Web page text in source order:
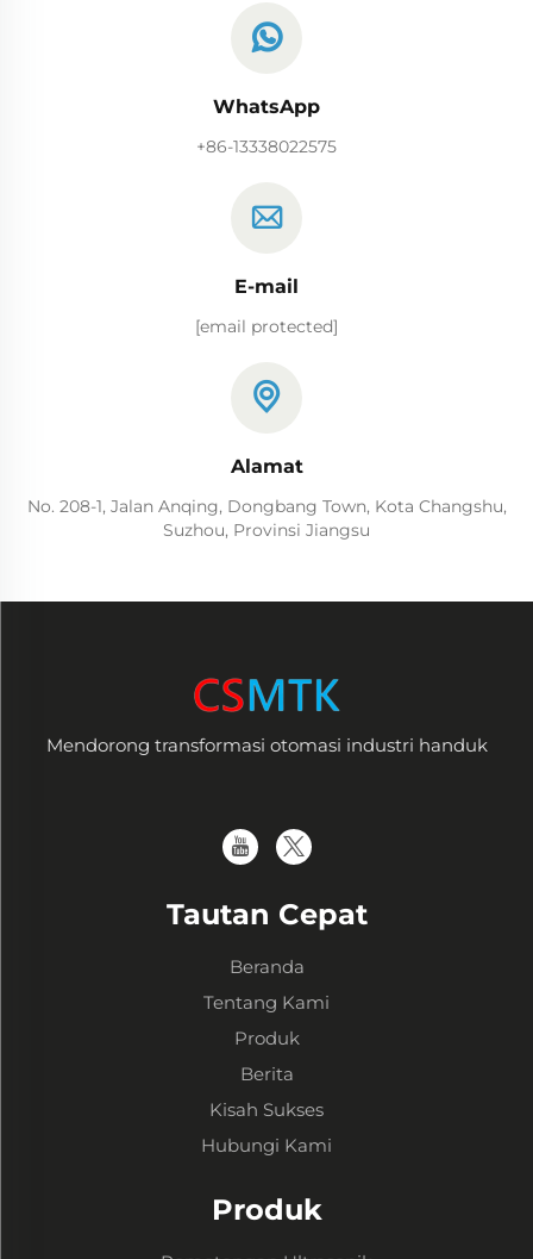
WhatsApp
+86-13338022575
E-mail
[email protected]
Alamat
No. 208-1, Jalan Anqing, Dongbang Town, Kota Changshu,
Suzhou, Provinsi Jiangsu
Mendorong transformasi otomasi industri handuk
Tautan Cepat
Beranda
Tentang Kami
Produk
Berita
Kisah Sukses
Hubungi Kami
Produk